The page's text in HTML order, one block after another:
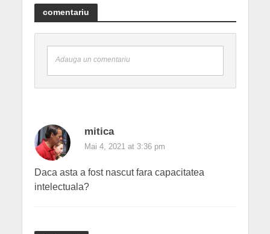
comentariu
Adauga un comentariu
mitica
Mai 4, 2021 at 3:36 pm
Daca asta a fost nascut fara capacitatea
intelectuala?